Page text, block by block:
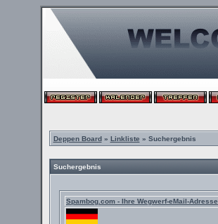
Deppen Board» Linkliste » Suchergebnis
Suchergebnis
Spambog.com - Ihre Wegwerf-eMail-Adresse